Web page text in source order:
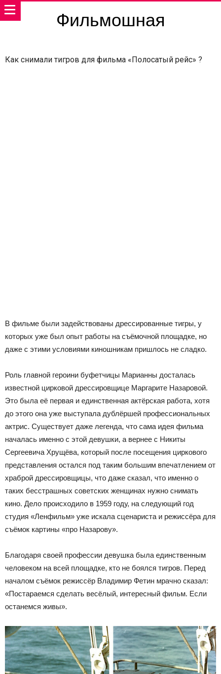
Фильмошная
Как снимали тигров для фильма «Полосатый рейс» ?
В фильме были задействованы дрессированные тигры, у
которых уже был опыт работы на съёмочной площадке, но
даже с этими условиями киношникам пришлось не сладко.
Роль главной героини буфетчицы Марианны досталась
известной цирковой дрессировщице Маргарите Назаровой.
Это была её первая и единственная актёрская работа, хотя
до этого она уже выступала дублёршей профессиональных
актрис. Существует даже легенда, что сама идея фильма
началась именно с этой девушки, а вернее с Никиты
Сергеевича Хрущёва, который после посещения циркового
представления остался под таким большим впечатлением от
храброй дрессировщицы, что даже сказал, что именно о
таких бесстрашных советских женщинах нужно снимать
кино. Дело происходило в 1959 году, на следующий год
студия «Ленфильм» уже искала сценариста и режиссёра для
съёмок картины «про Назарову».
Благодаря своей профессии девушка была единственным
человеком на всей площадке, кто не боялся тигров. Перед
началом съёмок режиссёр Владимир Фетин мрачно сказал:
«Постараемся сделать весёлый, интересный фильм. Если
останемся живы».